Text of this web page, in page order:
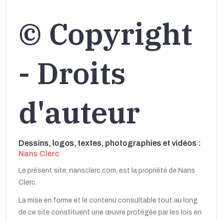
© Copyright
- Droits
d'auteur
Dessins, logos, textes, photographies et vidéos :
Nans Clerc
Le présent site, nansclerc.com, est la propriété de Nans
Clerc.
La mise en forme et le contenu consultable tout au long
de ce site constituent une œuvre protégée par les lois en